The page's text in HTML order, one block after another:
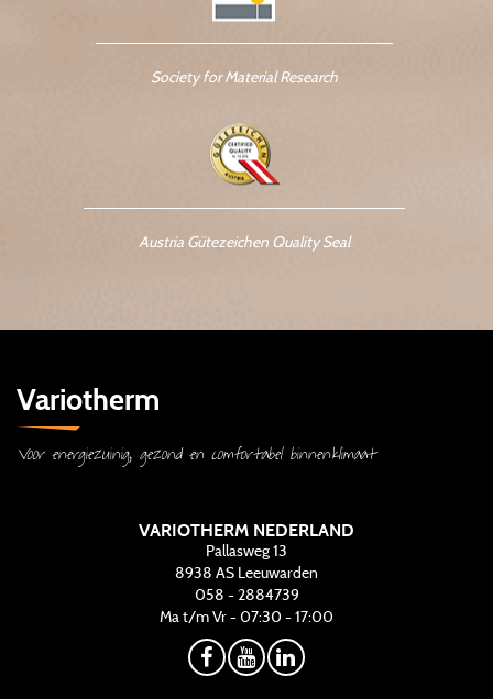
Society for Material Research
Austria Gütezeichen Quality Seal
Variotherm
Voor energiezuinig, gezond en comfortabel binnenklimaat
VARIOTHERM NEDERLAND
Pallasweg 13
8938 AS Leeuwarden
058 - 2884739
Ma t/m Vr - 07:30 - 17:00